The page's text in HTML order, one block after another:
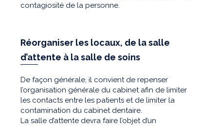
contagiosité de la personne.
Réorganiser les locaux, de la salle
d’attente à la salle de soins
De façon générale, il convient de repenser
l’organisation générale du cabinet afin de limiter
les contacts entre les patients et de limiter la
contamination du cabinet dentaire.
La salle d’attente devra faire l’objet d’un